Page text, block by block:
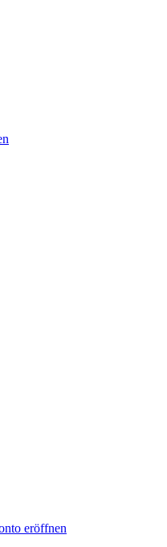
eröffnen